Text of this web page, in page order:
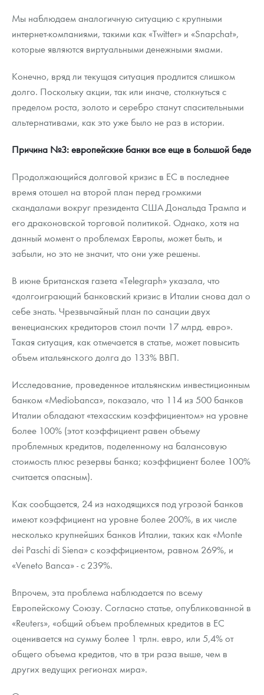
Мы наблюдаем аналогичную ситуацию с крупными
интернет-компаниями, такими как «Twitter» и «Snapchat»,
которые являются виртуальными денежными ямами.
Конечно, вряд ли текущая ситуация продлится слишком
долго. Поскольку акции, так или иначе, столкнуться с
пределом роста, золото и серебро станут спасительными
альтернативами, как это уже было не раз в истории.
Причина №3: европейские банки все еще в большой беде
Продолжающийся долговой кризис в ЕС в последнее
время отошел на второй план перед громкими
скандалами вокруг президента США Дональда Трампа и
его драконовской торговой политикой. Однако, хотя на
данный момент о проблемах Европы, может быть, и
забыли, но это не значит, что они уже решены.
В июне британская газета «Telegraph» указала, что
«долгоиграющий банковский кризис в Италии снова дал о
себе знать. Чрезвычайный план по санации двух
венецианских кредиторов стоил почти 17 млрд. евро».
Такая ситуация, как отмечается в статье, может повысить
объем итальянского долга до 133% ВВП.
Исследование, проведенное итальянским инвестиционным
банком «Mediobanca», показало, что 114 из 500 банков
Италии обладают «техасским коэффициентом» на уровне
более 100% (этот коэффициент равен объему
проблемных кредитов, поделенному на балансовую
стоимость плюс резервы банка; коэффициент более 100%
считается опасным).
Как сообщается, 24 из находящихся под угрозой банков
имеют коэффициент на уровне более 200%, в их числе
несколько крупнейших банков Италии, таких как «Monte
dei Paschi di Siena» с коэффициентом, равном 269%, и
«Veneto Banca» - с 239%.
Впрочем, эта проблема наблюдается по всему
Европейскому Союзу. Согласно статье, опубликованной в
«Reuters», «общий объем проблемных кредитов в ЕС
оценивается на сумму более 1 трлн. евро, или 5,4% от
общего объема кредитов, что в три раза выше, чем в
других ведущих регионах мира».